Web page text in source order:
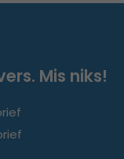
Mis niks!